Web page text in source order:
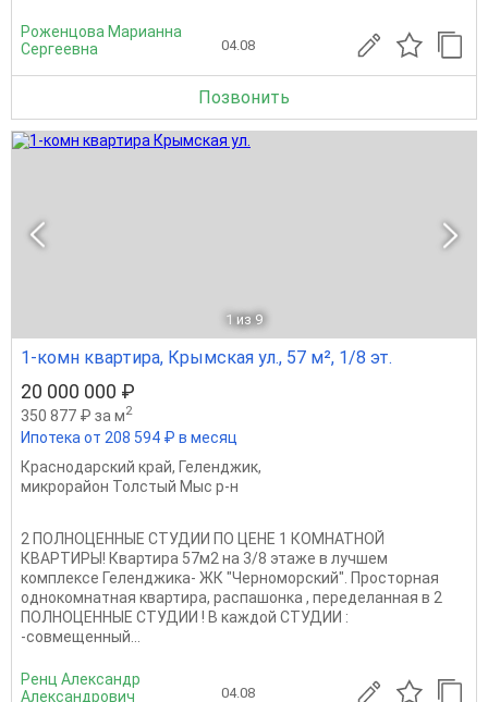
Роженцова Марианна
Сергеевна
04.08
Позвонить
1 из 9
1-комн квартира, Крымская ул., 57 м², 1/8 эт.
20 000 000 ₽
350 877 ₽ за м2
Ипотека от 208 594 ₽ в месяц
Краснодарский край, Геленджик,
микрорайон Толстый Мыс р-н
2 ПОЛНОЦЕННЫЕ СТУДИИ ПО ЦЕНЕ 1 КОМНАТНОЙ
КВАРТИРЫ! Квартира 57м2 на 3/8 этаже в лучшем
комплексе Геленджика- ЖК "Черноморский". Просторная
однокомнатная квартира, распашонка , переделанная в 2
ПОЛНОЦЕННЫЕ СТУДИИ ! В каждой СТУДИИ :
-совмещенный...
Ренц Александр
Александрович
04.08